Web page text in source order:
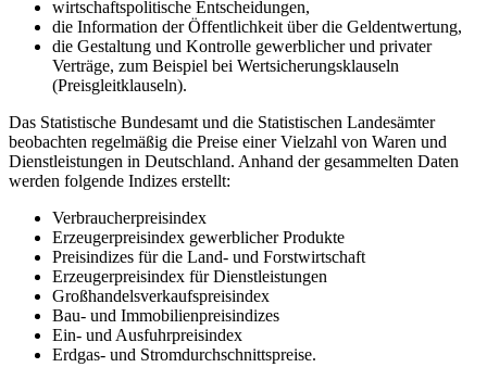
wirtschaftspolitische Entscheidungen,
die Information der Öffentlichkeit über die Geldentwertung,
die Gestaltung und Kontrolle gewerblicher und privater
Verträge, zum Beispiel bei Wertsicherungsklauseln
(Preisgleitklauseln).
Das Statistische Bundesamt und die Statistischen Landesämter
beobachten regelmäßig die Preise einer Vielzahl von Waren und
Dienstleistungen in Deutschland. Anhand der gesammelten Daten
werden folgende Indizes erstellt:
Verbraucherpreisindex
Erzeugerpreisindex gewerblicher Produkte
Preisindizes für die Land- und Forstwirtschaft
Erzeugerpreisindex für Dienstleistungen
Großhandelsverkaufspreisindex
Bau- und Immobilienpreisindizes
Ein- und Ausfuhrpreisindex
Erdgas- und Stromdurchschnittspreise.